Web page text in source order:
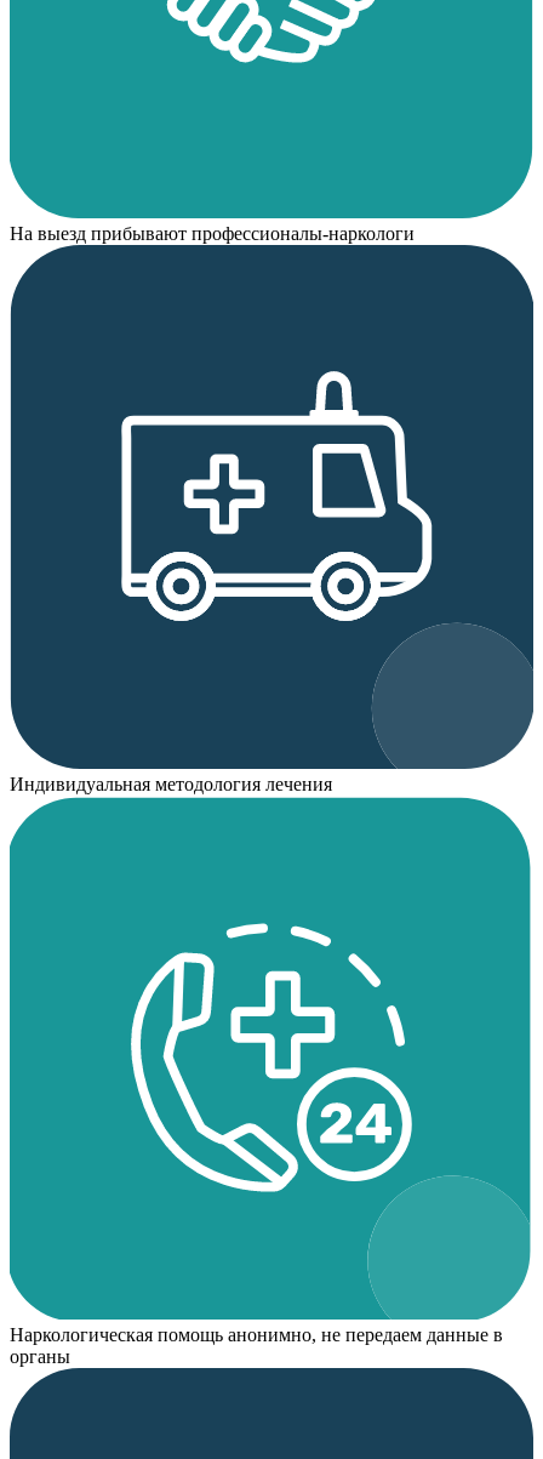
На выезд прибывают профессионалы-наркологи
Индивидуальная методология лечения
Наркологическая помощь анонимно, не передаем данные в
органы